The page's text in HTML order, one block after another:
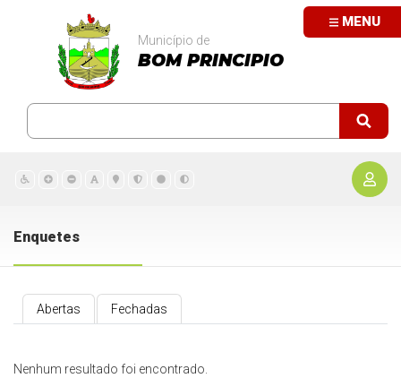
MENU
Município de
BOM PRINCIPIO
Enquetes
Abertas Fechadas
Nenhum resultado foi encontrado.